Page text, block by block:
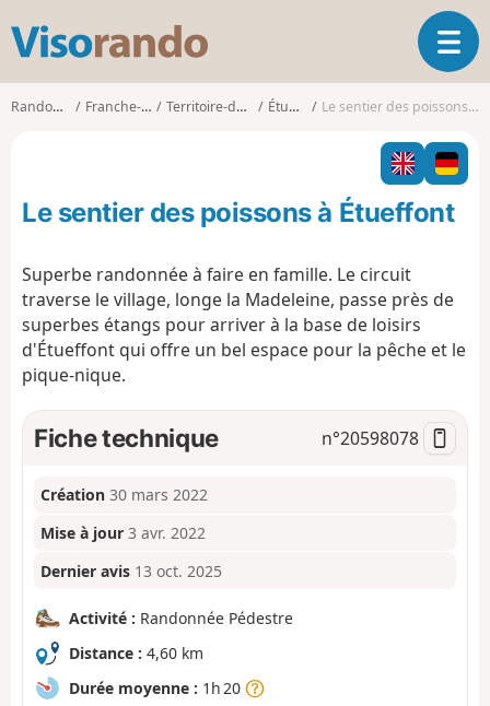
s
o
o
O
u
i
r
l
a
i
a
o
Randonnées Franche-Comté Territoire-de-Belfort Étueffont Le sentier des poissons à Étueffont
Le sentier des poissons à Étueffont
Superbe randonnée à faire en famille. Le circuit
traverse le village, longe la Madeleine, passe près de
superbes étangs pour arriver à la base de loisirs
d'Étueffont qui offre un bel espace pour la pêche et le
pique-nique.
Fiche technique n°20598078
Création 30 mars 2022
Mise à jour 3 avr. 2022
Dernier avis 13 oct. 2025
Activité : Randonnée Pédestre
Distance : 4,60 km
Durée moyenne : 1h 20